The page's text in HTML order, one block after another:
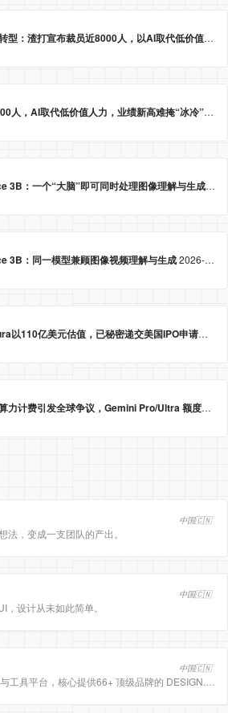
业绩创新高却“冷”转型：渣打宣布裁员近8000人，以AI取代低价值岗位
渣打战略裁员近8000人，AI取代低价值人力，业绩新高难掩“冰冷”转型。
字节跳动开源Lance 3B：一个“大脑”即可同时处理图像理解与生成
3B：同一模型兼顾图像视频理解与生成2026-05-23 09:09:20
智能戒指生产商Oura以110亿美元估值，已秘密递交美国IPO申请。
谷歌紧急应对：新算力计费引发全球争议，Gemini Pro/Ultra 额度永久提升至3倍！
中国🇨🇳
法，变成一支团队的产出。
中国🇨🇳
，设计从未如此简单。
中国🇨🇳